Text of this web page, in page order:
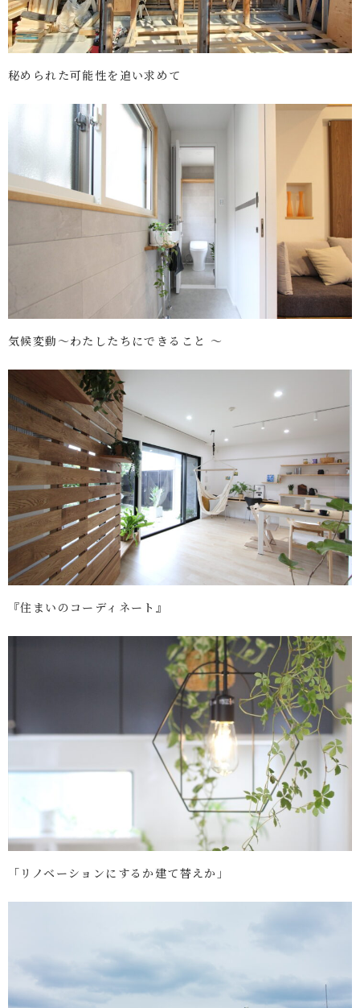
秘められた可能性を追い求めて
気候変動～わたしたちにできること ～
『住まいのコーディネート』
「リノベーションにするか建て替えか」